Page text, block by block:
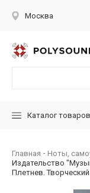
Москва
Каталог товаров
Главная Ноты,
Издательство
Плетнев.